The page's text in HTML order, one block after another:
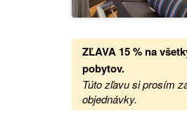
ZĽAVA 15 % na
pobytov.
Túto zľavu si prosím
objednávky.